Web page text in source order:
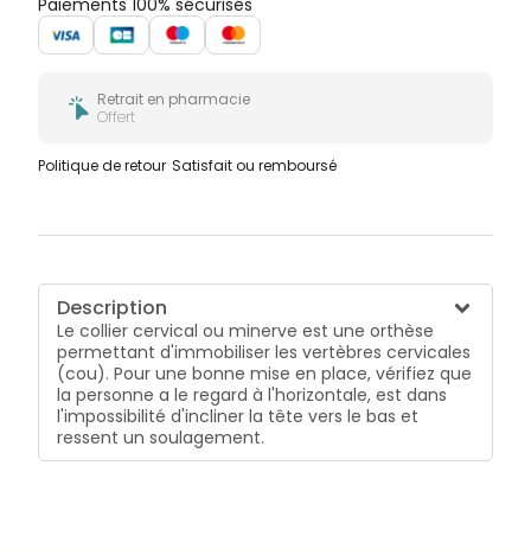
Retrait en pharmacie
Offert
Politique de retour Satisfait ou remboursé
Description
Le collier cervical ou minerve est une orthèse
permettant d'immobiliser les vertèbres cervicales
(cou). Pour une bonne mise en place, vérifiez que
la personne a le regard à l'horizontale, est dans
l'impossibilité d'incliner la tête vers le bas et
ressent un soulagement.